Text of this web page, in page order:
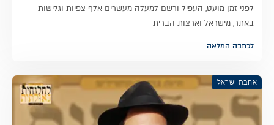
לפני זמן מועט, העפיל ורשם למעלה מעשרים אלף צפיות וגלישות
באתר, מישראל וארצות הברית
לכתבה המלאה
אהבת ישראל